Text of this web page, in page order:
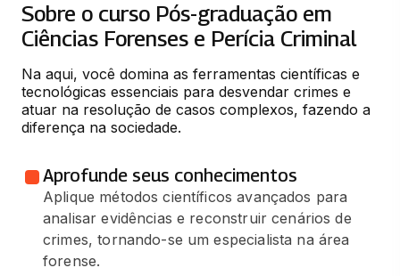
Sobre o curso Pós-graduação em
Ciências Forenses e Perícia Criminal
Na aqui, você domina as ferramentas científicas e
tecnológicas essenciais para desvendar crimes e
atuar na resolução de casos complexos, fazendo a
diferença na sociedade.
Aprofunde seus conhecimentos
Aplique métodos científicos avançados para
analisar evidências e reconstruir cenários de
crimes, tornando-se um especialista na área
forense.